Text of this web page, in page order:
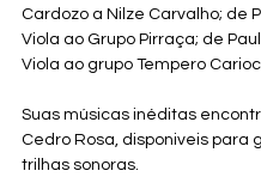
Cardozo a Nilze Carvalho; de
Viola ao Grupo Pirraça; de
Viola ao grupo Tempero
Suas músicas inéditas
Cedro Rosa, disponiveis para
trilhas sonoras.